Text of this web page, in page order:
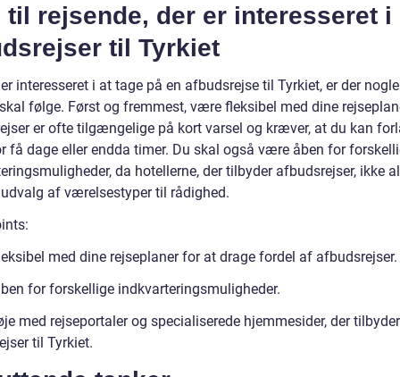
til rejsende, der er interesseret i
til Tyrkiet
interesseret i at tage på en afbudsrejse til Tyrkiet, er der
følge. Først og fremmest, være fleksibel med dine
er ofte tilgængelige på kort varsel og kræver, at du kan
få dage eller endda timer. Du skal også være åben for
da hotellerne, der tilbyder afbudsrejser, ikke
af værelsestyper til rådighed.
med dine rejseplaner for at drage fordel af afbudsrejser.
for forskellige indkvarteringsmuligheder.
med rejseportaler og specialiserede hjemmesider, der tilbyder
til Tyrkiet.